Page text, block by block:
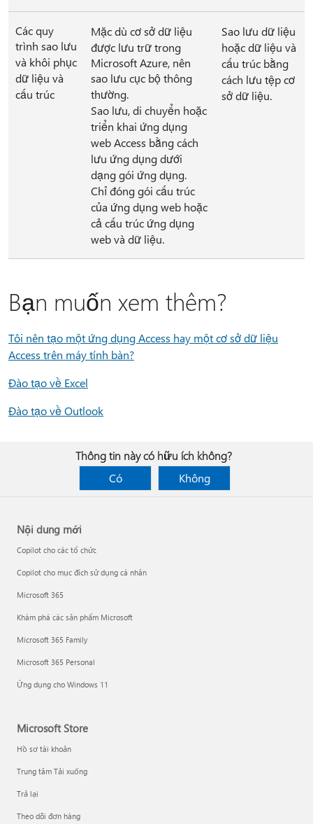
Các quy
trình sao lưu
và khôi phục
dữ liệu và
cấu trúc
Mặc dù cơ sở dữ liệu
được lưu trữ trong
Microsoft Azure, nên
sao lưu cục bộ thông
thường.
Sao lưu, di chuyển hoặc
triển khai ứng dụng
web Access bằng cách
lưu ứng dụng dưới
dạng gói ứng dụng.
Chỉ đóng gói cấu trúc
của ứng dụng web hoặc
cả cấu trúc ứng dụng
web và dữ liệu.
Sao lưu dữ liệu
hoặc dữ liệu và
cấu trúc bằng
cách lưu tệp cơ
sở dữ liệu.
Bạn muốn xem thêm?
Tôi nên tạo một ứng dụng Access hay một cơ sở dữ liệu
Access trên máy tính bàn?
Đào tạo về Excel
Đào tạo về Outlook
Thông tin này có hữu ích không?
Có
Không
Nội dung mới
Copilot cho các tổ chức
Copilot cho mục đích sử dụng cá nhân
Microsoft 365
Khám phá các sản phẩm Microsoft
Microsoft 365 Family
Microsoft 365 Personal
Ứng dụng cho Windows 11
Microsoft Store
Hồ sơ tài khoản
Trung tâm Tải xuống
Trả lại
Theo dõi đơn hàng